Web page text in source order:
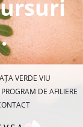
VERDE VIU
PROGRAM DE AFILIERE